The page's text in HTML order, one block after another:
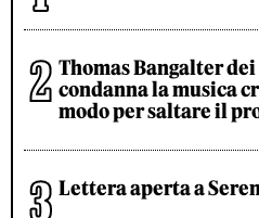
Thomas Bangalter
condanna la musica
modo per saltare il
Lettera aperta a